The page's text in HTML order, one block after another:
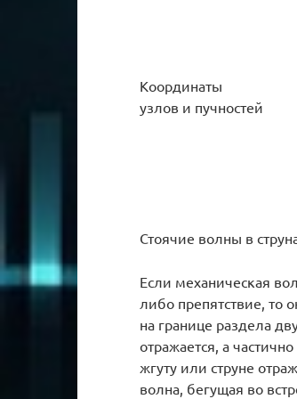
Координаты
узлов и пучностей
Стоячие волны в
Если механическая
либо препятствие, то
на границе раздела
отражается, а
жгуту или струне
волна, бегущая во